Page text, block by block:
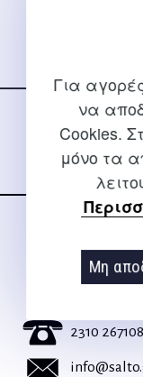
Για
να
Cookies.
μόνο τα
Μη
Για διευκρινίσεις
2310 267108